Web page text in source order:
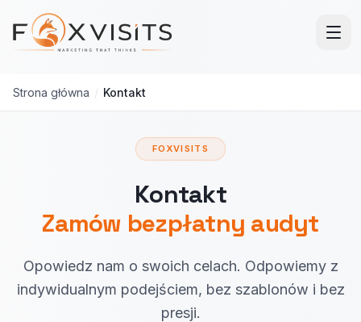
Przejdź do treści głównej
Strona główna / Kontakt
FOXVISITS
Kontakt
Zamów bezpłatny audyt
Opowiedz nam o swoich celach. Odpowiemy z
indywidualnym podejściem, bez szablonów i bez
presji.